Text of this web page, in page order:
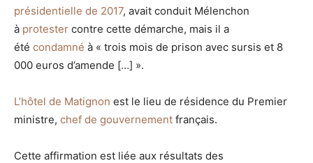
présidentielle de 2017, avait conduit Mélenchon
à protester contre cette démarche, mais il a
été condamné à « trois mois de prison avec sursis et 8
000 euros d’amende […] ».
L’hôtel de Matignon est le lieu de résidence du Premier
ministre, chef de gouvernement français.
Cette affirmation est liée aux résultats des